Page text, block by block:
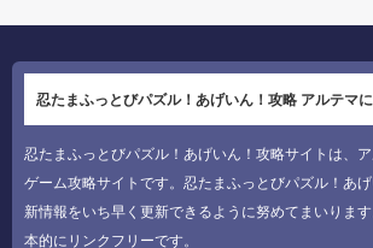
忍たまふっとびパズル！あげいん！攻略 アルテマ
忍たまふっとびパズル！あげいん！攻略サイトは、
ゲーム攻略サイトです。忍たまふっとびパズル！あ
新情報をいち早く更新できるように努めてまいりま
本的にリンクフリーです。